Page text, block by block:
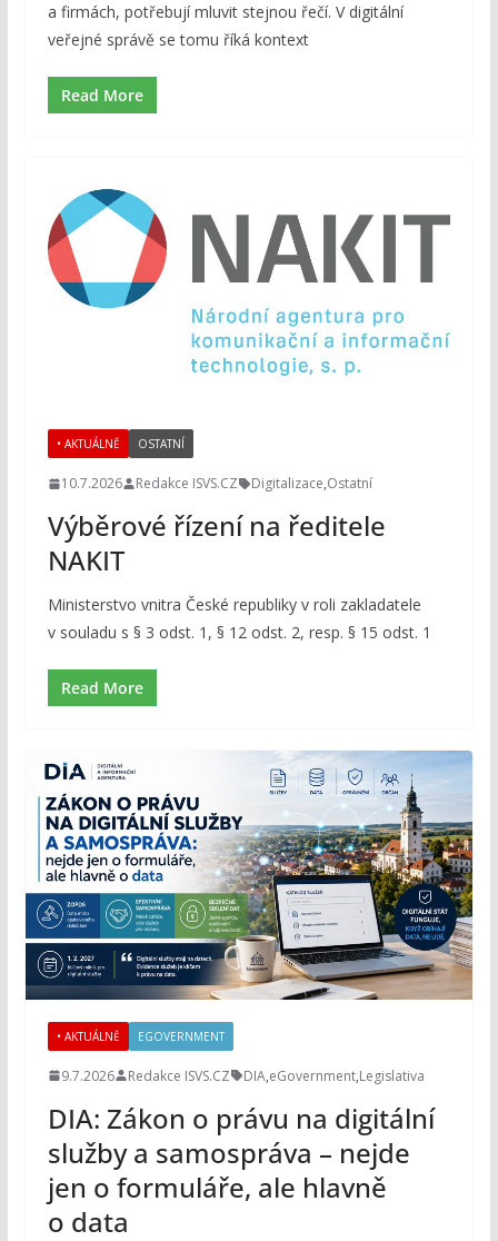
a firmách, potřebují mluvit stejnou řečí. V digitální
veřejné správě se tomu říká kontext
Read More
• AKTUÁLNĚ OSTATNÍ
10.7.2026 Redakce ISVS.CZ Digitalizace,Ostatní
Výběrové řízení na ředitele
NAKIT
Ministerstvo vnitra České republiky v roli zakladatele
v souladu s § 3 odst. 1, § 12 odst. 2, resp. § 15 odst. 1
Read More
• AKTUÁLNĚ EGOVERNMENT
9.7.2026 Redakce ISVS.CZ DIA,eGovernment,Legislativa
DIA: Zákon o právu na digitální
služby a samospráva – nejde
jen o formuláře, ale hlavně
o data